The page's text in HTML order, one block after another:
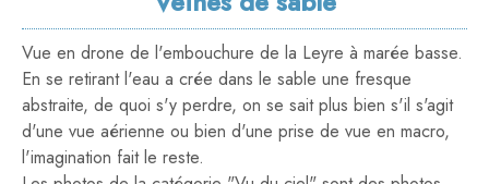
BORDEAUX
Vue en drone de l'embouchure de la Leyre à marée basse.
En se retirant l'eau a crée dans le sable une fresque
abstraite, de quoi s'y perdre, on se sait plus bien s'il s'agit
d'une vue aérienne ou bien d'une prise de vue en macro,
l'imagination fait le reste.